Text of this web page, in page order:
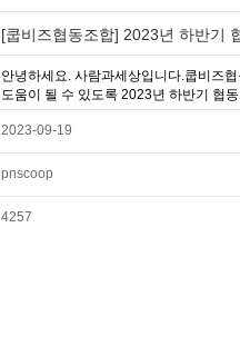
[쿱비즈협동조합] 2023년 하반기
안녕하세요. 사람과세상입니다.쿱비즈
도움이 될 수 있도록 2023년 하반기 협
2023-09-19
pnscoop
4257